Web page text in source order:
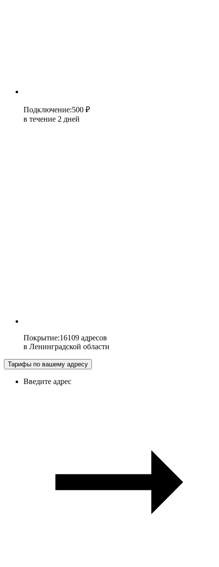
Подключение:500 ₽
в течение 2 дней
Покрытие:16109 адресов
в Ленинградской области
Тарифы по вашему адресу
Введите адрес